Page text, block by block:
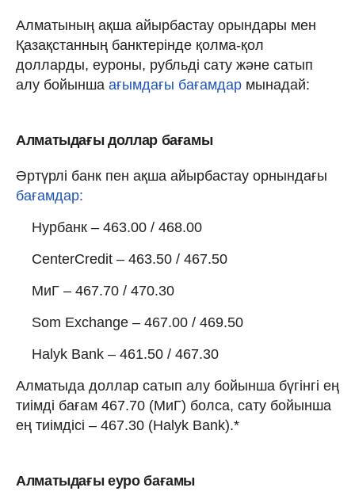
Алматының ақша айырбастау орындары мен
Қазақстанның банктерінде қолма-қол
долларды, еуроны, рубльді сату және сатып
алу бойынша ағымдағы бағамдар мынадай:
Алматыдағы доллар бағамы
Әртүрлі банк пен ақша айырбастау орнындағы
бағамдар:
Нурбанк – 463.00 / 468.00
CenterCredit – 463.50 / 467.50
МиГ – 467.70 / 470.30
Som Exchange – 467.00 / 469.50
Halyk Bank – 461.50 / 467.30
Алматыда доллар сатып алу бойынша бүгінгі ең
тиімді бағам 467.70 (МиГ) болса, сату бойынша
ең тиімдісі – 467.30 (Halyk Bank).*
Алматыдағы еуро бағамы